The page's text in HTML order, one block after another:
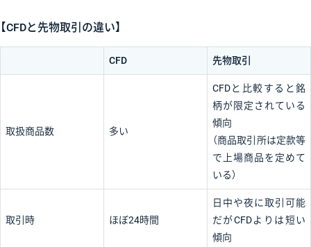
【CFDと先物取引の違い】
CFD 先物取引
取扱商品数 多い
CFDと比較すると銘
柄が限定されている
傾向
（商品取引所は定款等
で上場商品を定めて
いる）
取引時 ほぼ24時間
日中や夜に取引可能
だがCFDよりは短い
傾向